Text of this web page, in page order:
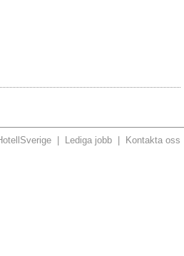
Lediga jobb Kontakta oss